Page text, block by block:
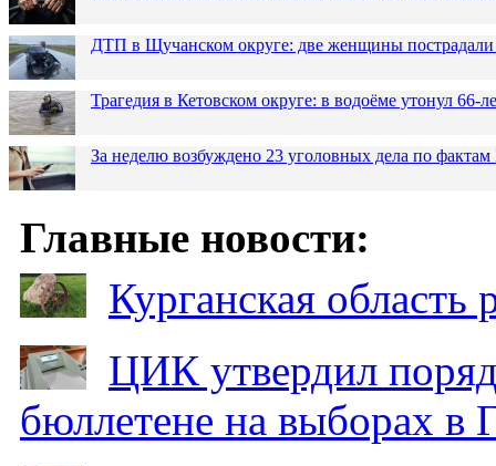
ДТП в Щучанском округе: две женщины пострадали
Трагедия в Кетовском округе: в водоёме утонул 66-
За неделю возбуждено 23 уголовных дела по
Главные новости:
Курганская
ЦИК утвердил
бюллетене на выборах в